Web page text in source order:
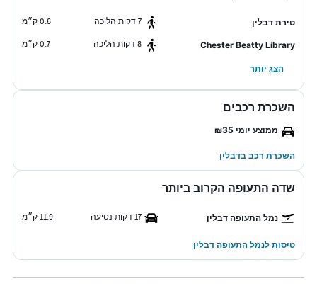
טירת דבלין 7 דקות הליכה 0.6 ק״מ
Chester Beatty Library 8 דקות הליכה 0.7 ק״מ
הצג יותר
השכרת רכבים
ממוצע יומי ₪35
השכרת רכב בדבלין
שדה התעופה הקרוב ביותר
נמל התעופה דבלין 17 דקות נסיעה 11.9 ק״מ
טיסות לנמל התעופה דבלין